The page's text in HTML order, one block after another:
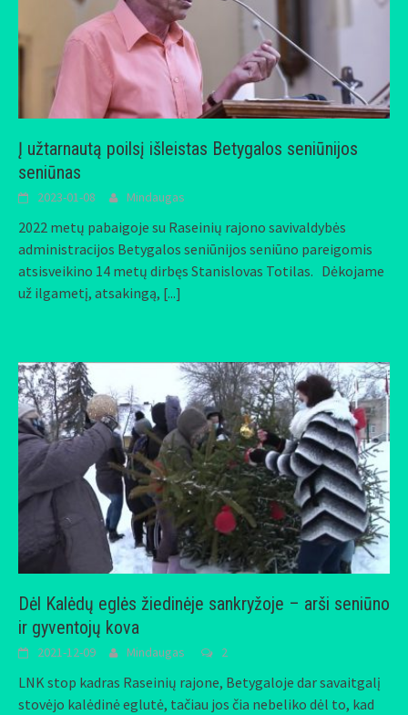
Į užtarnautą poilsį išleistas Betygalos seniūnijos
seniūnas
2023-01-08 Mindaugas
2022 metų pabaigoje su Raseinių rajono savivaldybės
administracijos Betygalos seniūnijos seniūno pareigomis
atsisveikino 14 metų dirbęs Stanislovas Totilas. Dėkojame
už ilgametį, atsakingą, [...]
Dėl Kalėdų eglės žiedinėje sankryžoje – arši seniūno
ir gyventojų kova
2021-12-09 Mindaugas 2
LNK stop kadras Raseinių rajone, Betygaloje dar savaitgalį
stovėjo kalėdinė eglutė, tačiau jos čia nebeliko dėl to, kad